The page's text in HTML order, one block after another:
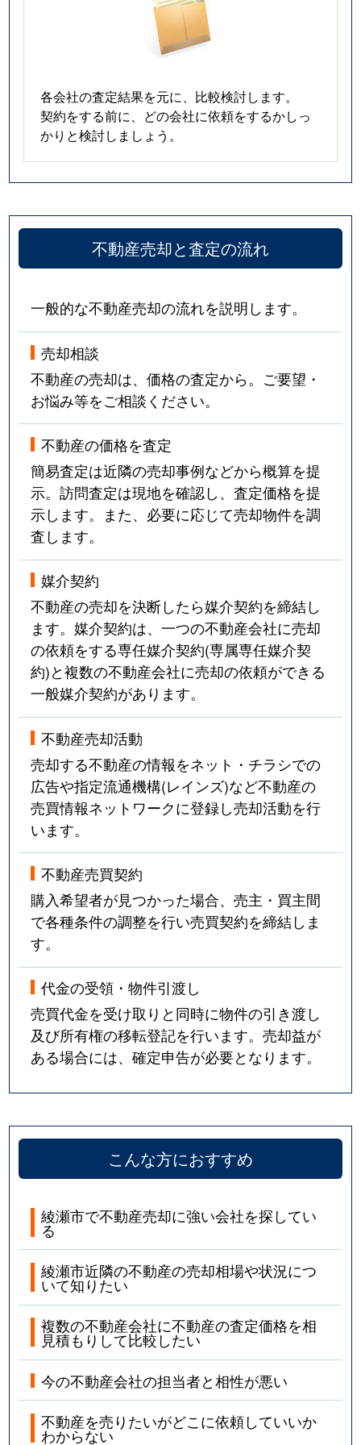
各会社の査定結果を元に、比較検討します。
契約をする前に、どの会社に依頼をするかしっ
かりと検討しましょう。
不動産売却と査定の流れ
一般的な不動産売却の流れを説明します。
売却相談
不動産の売却は、価格の査定から。ご要望・
お悩み等をご相談ください。
不動産の価格を査定
簡易査定は近隣の売却事例などから概算を提
示。訪問査定は現地を確認し、査定価格を提
示します。また、必要に応じて売却物件を調
査します。
媒介契約
不動産の売却を決断したら媒介契約を締結し
ます。媒介契約は、一つの不動産会社に売却
の依頼をする専任媒介契約(専属専任媒介契
約)と複数の不動産会社に売却の依頼ができる
一般媒介契約があります。
不動産売却活動
売却する不動産の情報をネット・チラシでの
広告や指定流通機構(レインズ)など不動産の
売買情報ネットワークに登録し売却活動を行
います。
不動産売買契約
購入希望者が見つかった場合、売主・買主間
で各種条件の調整を行い売買契約を締結しま
す。
代金の受領・物件引渡し
売買代金を受け取りと同時に物件の引き渡し
及び所有権の移転登記を行います。売却益が
ある場合には、確定申告が必要となります。
こんな方におすすめ
綾瀬市で不動産売却に強い会社を探してい
る
綾瀬市近隣の不動産の売却相場や状況につ
いて知りたい
複数の不動産会社に不動産の査定価格を相
見積もりして比較したい
今の不動産会社の担当者と相性が悪い
不動産を売りたいがどこに依頼していいか
わからない